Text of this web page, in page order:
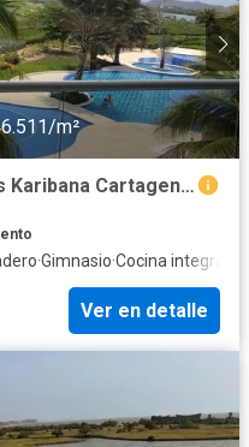
m²
Venta apartamento 3 alcobas Karibana Cartagena Golf Beach
·Gimnasio·Cocina integral
Ver en detalle